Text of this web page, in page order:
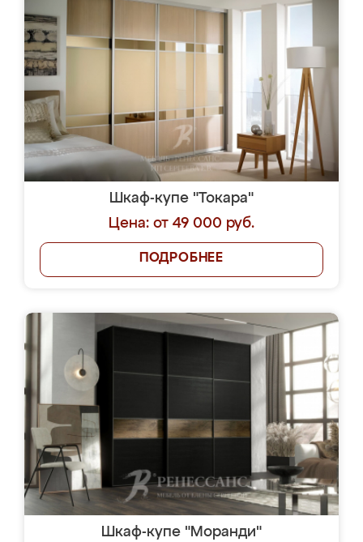
Шкаф-купе "Токара"
Цена: от 49 000 руб.
ПОДРОБНЕЕ
Шкаф-купе "Моранди"